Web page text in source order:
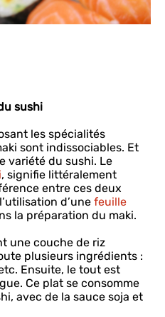
sushi
les spécialités
sont indissociables. Et
variété du sushi. Le
, signifie littéralement
entre ces deux
d’une feuille
la préparation du maki.
une couche de riz
plusieurs ingrédients :
Ensuite, le tout est
Ce plat se consomme
avec de la sauce soja et